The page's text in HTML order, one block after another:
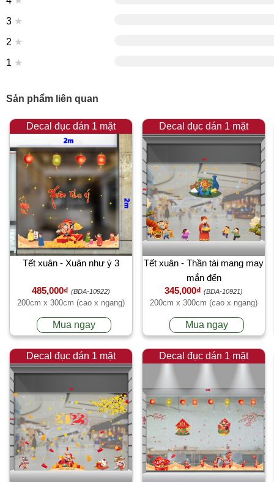
3 ★
2 ★
1 ★
Sản phẩm liên quan
Decal đục dán 1 mặt
Tết xuân - Xuân như ý 3
485,000₫ (BDA-10922)
200cm x 300cm (cao x ngang)
Mua ngay
Decal đục dán 1 mặt
Tết xuân - Thần tài mang may
mắn đến
345,000₫ (BDA-10921)
200cm x 300cm (cao x ngang)
Mua ngay
Decal đục dán 1 mặt Decal đục dán 1 mặt